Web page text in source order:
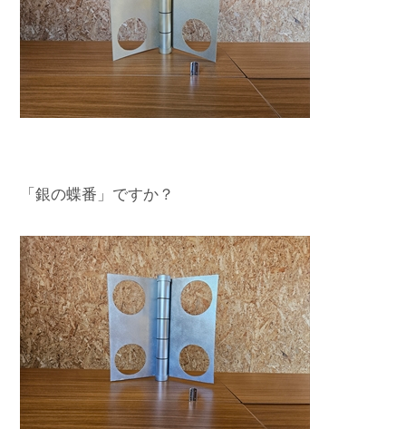
「銀の蝶番」ですか？